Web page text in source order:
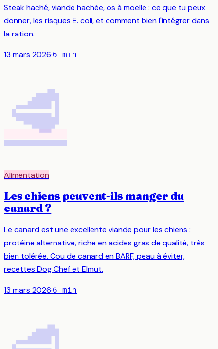
Steak haché, viande hachée, os à moelle : ce que tu peux
donner, les risques E. coli, et comment bien l'intégrer dans
la ration.
13 mars 2026·6 min
🥩
Alimentation
Les chiens peuvent-ils manger du
canard ?
Le canard est une excellente viande pour les chiens :
protéine alternative, riche en acides gras de qualité, très
bien tolérée. Cou de canard en BARF, peau à éviter,
recettes Dog Chef et Elmut.
13 mars 2026·6 min